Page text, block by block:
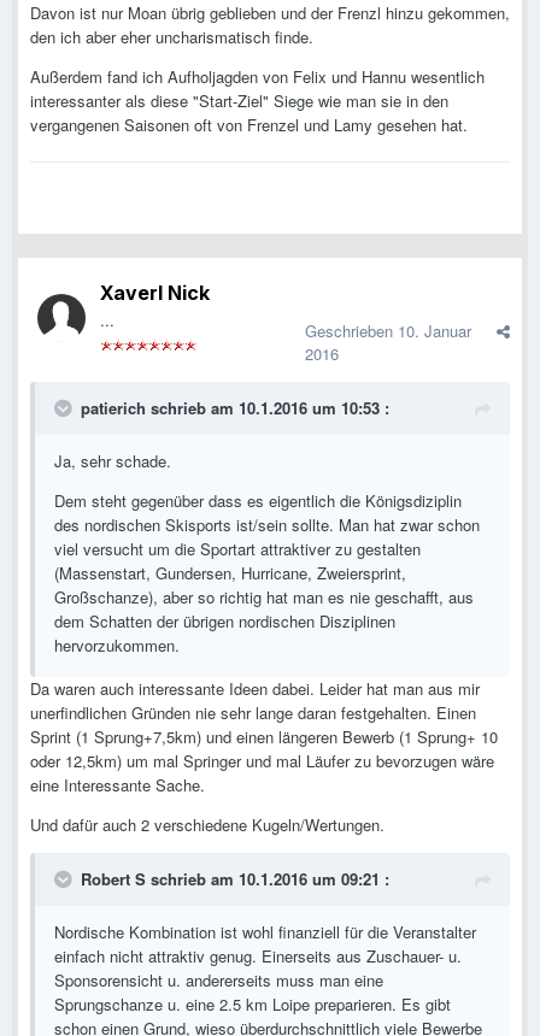
Davon ist nur Moan übrig geblieben und der Frenzl hinzu gekommen,
den ich aber eher uncharismatisch finde.
Außerdem fand ich Aufholjagden von Felix und Hannu wesentlich
interessanter als diese "Start-Ziel" Siege wie man sie in den
vergangenen Saisonen oft von Frenzel und Lamy gesehen hat.
Xaverl Nick
... Geschrieben 10. Januar
2016
patierich schrieb am 10.1.2016 um 10:53 :
Ja, sehr schade.
Dem steht gegenüber dass es eigentlich die Königsdiziplin
des nordischen Skisports ist/sein sollte. Man hat zwar schon
viel versucht um die Sportart attraktiver zu gestalten
(Massenstart, Gundersen, Hurricane, Zweiersprint,
Großschanze), aber so richtig hat man es nie geschafft, aus
dem Schatten der übrigen nordischen Disziplinen
hervorzukommen.
Da waren auch interessante Ideen dabei. Leider hat man aus mir
unerfindlichen Gründen nie sehr lange daran festgehalten. Einen
Sprint (1 Sprung+7,5km) und einen längeren Bewerb (1 Sprung+ 10
oder 12,5km) um mal Springer und mal Läufer zu bevorzugen wäre
eine Interessante Sache.
Und dafür auch 2 verschiedene Kugeln/Wertungen.
Robert S schrieb am 10.1.2016 um 09:21 :
Nordische Kombination ist wohl finanziell für die Veranstalter
einfach nicht attraktiv genug. Einerseits aus Zuschauer- u.
Sponsorensicht u. andererseits muss man eine
Sprungschanze u. eine 2.5 km Loipe preparieren. Es gibt
schon einen Grund, wieso überdurchschnittlich viele Bewerbe